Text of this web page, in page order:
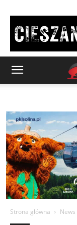
Strona główna News